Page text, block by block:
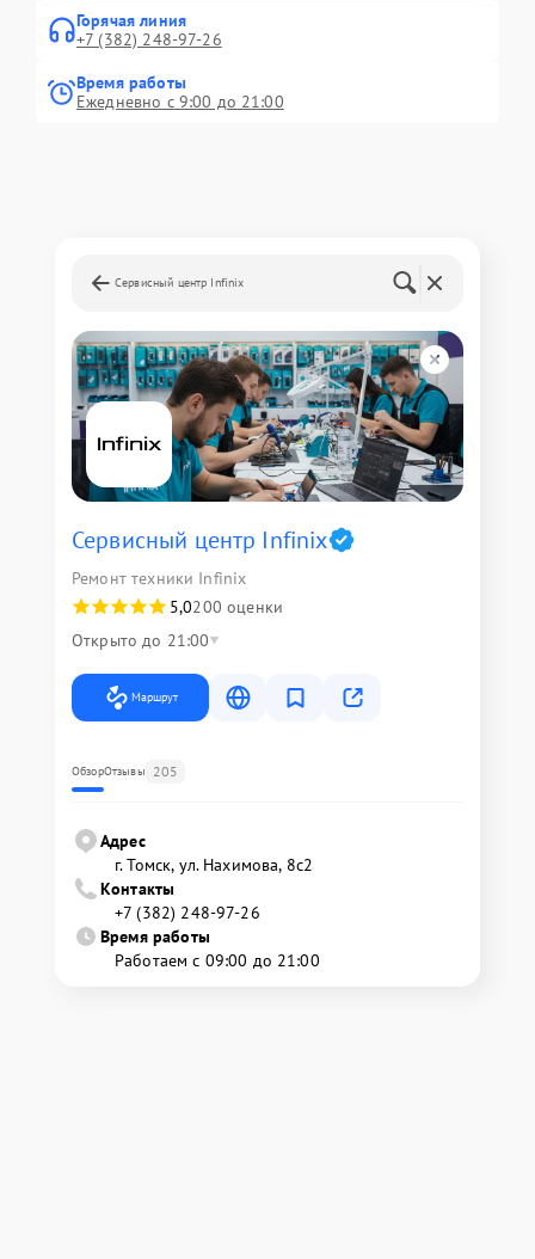
Горячая линия
+7 (382) 248-97-26
Время работы
Ежедневно с 9:00 до 21:00
Сервисный центр Infinix
Сервисный центр Infinix
Ремонт техники Infinix
5,0200 оценки
Открыто до 21:00
Маршрут
ОбзорОтзывы 205
Адрес
г. Томск, ул. Нахимова, 8с2
Контакты
+7 (382) 248-97-26
Время работы
Работаем с 09:00 до 21:00